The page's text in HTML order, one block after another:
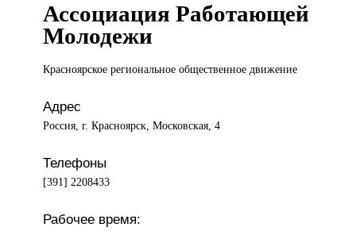
Ассоциация Работающей
Молодежи
Красноярское региональноеобщественное движение
Адрес
Россия, г. Красноярск, Московская, 4
Телефоны
[391] 2208433
Рабочее время: